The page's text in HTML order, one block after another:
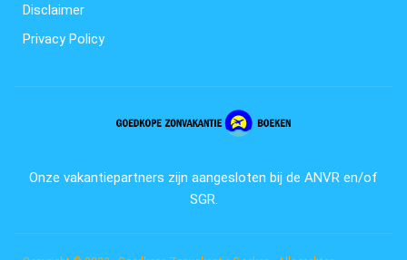
Disclaimer
Privacy Policy
Onze vakantiepartners zijn aangesloten bij de ANVR en/of
SGR.